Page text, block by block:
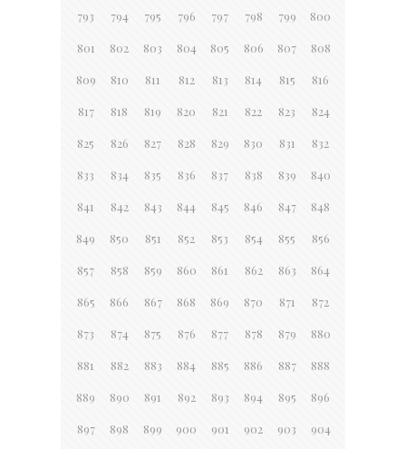
793 794 795 796 797 798 799 800
801 802 803 804 805 806 807 808
809 810 811 812 813 814 815 816
817 818 819 820 821 822 823 824
825 826 827 828 829 830 831 832
833 834 835 836 837 838 839 840
841 842 843 844 845 846 847 848
849 850 851 852 853 854 855 856
857 858 859 860 861 862 863 864
865 866 867 868 869 870 871 872
873 874 875 876 877 878 879 880
881 882 883 884 885 886 887 888
889 890 891 892 893 894 895 896
897 898 899 900 901 902 903 904